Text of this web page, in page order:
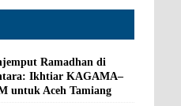
Ramadhan di
Ikhtiar KAGAMA–
untuk Aceh Tamiang